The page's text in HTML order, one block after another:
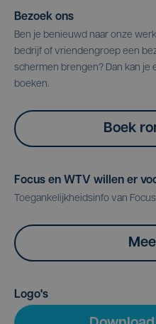
Bezoek ons
Ben je benieuwd naar onze
bedrijf of vriendengroep een
schermen brengen? Dan kan
boeken.
Boek
Focus en WTV willen er
Toegankelijkheidsinfo van
Logo's